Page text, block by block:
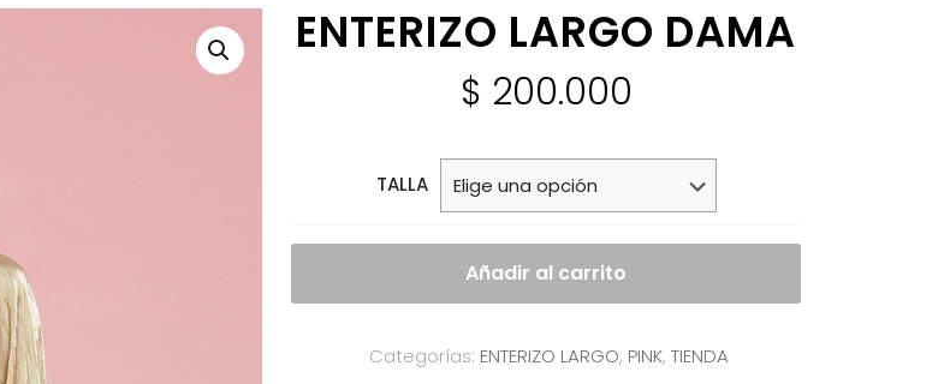
ENTERIZO LARGO DAMA
$ 200.000
TALLA
Añadir al carrito
Categorías: ENTERIZO LARGO, PINK, TIENDA